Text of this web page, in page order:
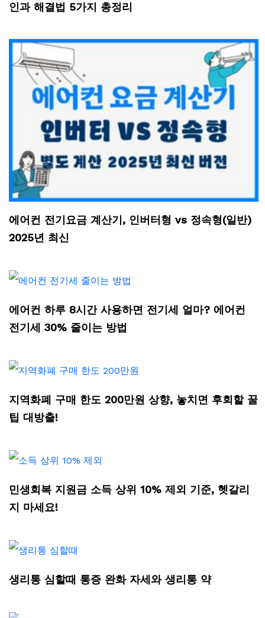
인과 해결법 5가지 총정리
에어컨 전기요금 계산기, 인버터형 vs 정속형(일반)
2025년 최신
에어컨 하루 8시간 사용하면 전기세 얼마? 에어컨
전기세 30% 줄이는 방법
지역화폐 구매 한도 200만원 상향, 놓치면 후회할 꿀
팁 대방출!
민생회복 지원금 소득 상위 10% 제외 기준, 헷갈리
지 마세요!
생리통 심할때 통증 완화 자세와 생리통 약